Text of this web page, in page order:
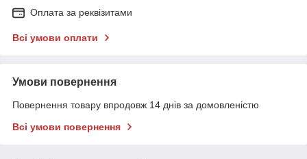
Оплата за реквізитами
Всі умови оплати
Умови повернення
Повернення товару впродовж 14 днів за домовленістю
Всі умови повернення